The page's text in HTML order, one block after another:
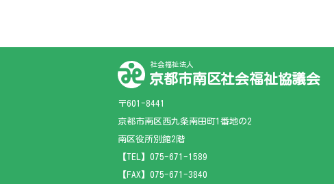
社会福祉法人
京都市南区社会福祉協議会
〒601-8441
京都市南区西九条南田町1番地の2
南区役所別館2階
【TEL】 075-671-1589
【FAX】075-671-3840